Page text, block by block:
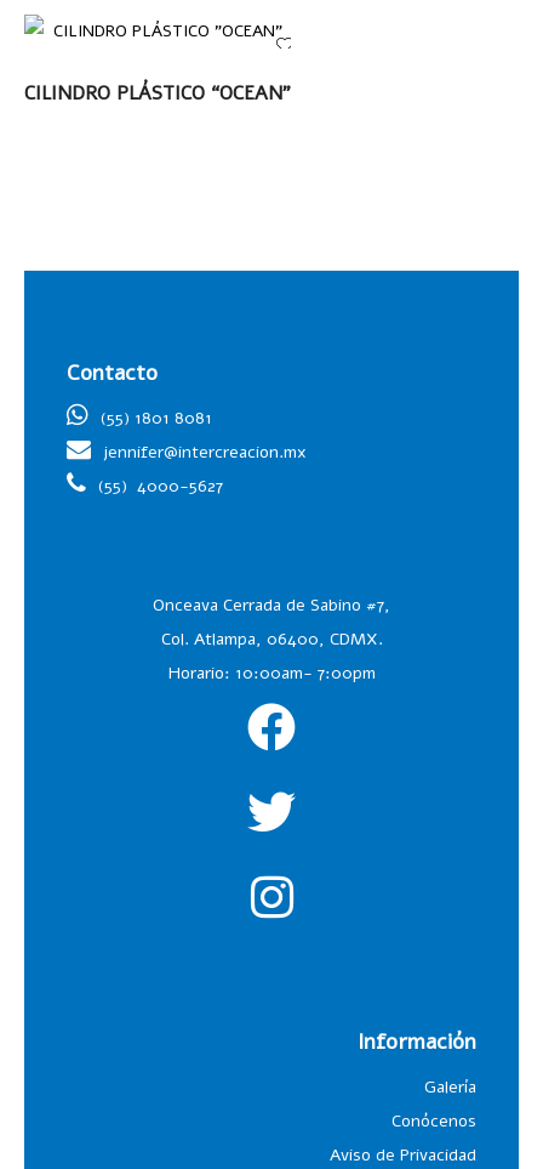
LEER MÁS
CILINDRO PLÁSTICO “OCEAN”
Contacto
(55) 1801 8081
jennifer@intercreacion.mx
(55) 4000-5627
Onceava Cerrada de Sabino #7,
Col. Atlampa, 06400, CDMX.
Horario: 10:00am- 7:00pm
Información
Galería
Conócenos
Aviso de Privacidad